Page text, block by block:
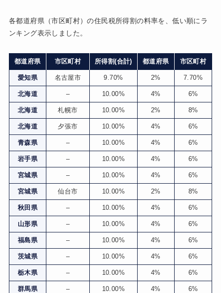
各都道府県（市区町村）の住民税所得割の料率を、低い順にラ
ンキング表示しました。
都道府県 市区町村 所得割(合計) 都道府県 市区町村
愛知県 名古屋市 9.70% 2% 7.70%
北海道 – 10.00% 4% 6%
北海道 札幌市 10.00% 2% 8%
北海道 夕張市 10.00% 4% 6%
青森県 – 10.00% 4% 6%
岩手県 – 10.00% 4% 6%
宮城県 – 10.00% 4% 6%
宮城県 仙台市 10.00% 2% 8%
秋田県 – 10.00% 4% 6%
山形県 – 10.00% 4% 6%
福島県 – 10.00% 4% 6%
茨城県 – 10.00% 4% 6%
栃木県 – 10.00% 4% 6%
群馬県 – 10.00% 4% 6%